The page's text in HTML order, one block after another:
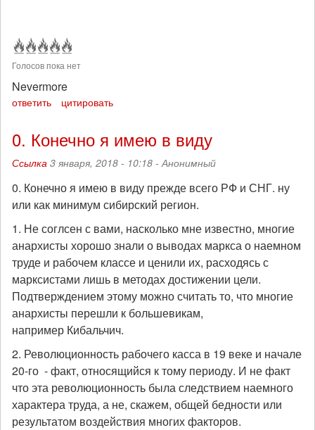
Голосов пока нет
Nevermore
ответить цитировать
0. Конечно я имею в виду
Ссылка 3 января, 2018 - 10:18 - Анонимный
0. Конечно я имею в виду прежде всего РФ и СНГ. ну
или как минимум сибирский регион.
1. Не соглсен с вами, насколько мне известно, многие
анархисты хорошо знали о выводах маркса о наемном
труде и рабочем классе и ценили их, расходясь с
марксистами лишь в методах достижении цели.
Подтверждением этому можно считать то, что многие
анархисты перешли к большевикам,
например Кибальчич.
2. Революционность рабочего касса в 19 веке и начале
20-го - факт, относящийся к тому периоду. И не факт
что эта революционность была следствием наемного
характера труда, а не, скажем, общей бедности или
результатом воздействия многих факторов.